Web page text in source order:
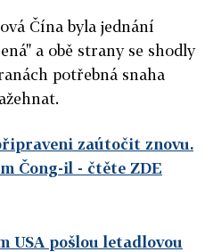
Čína byla jednání
a obě strany se shodly
potřebná snaha
zaútočit znovu.
Čong-il - čtěte ZDE
USA pošlou letadlovou